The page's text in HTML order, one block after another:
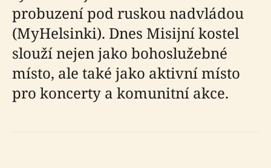
probuzení pod ruskou nadvládou
(MyHelsinki). Dnes Misijní kostel
slouží nejen jako bohoslužebné
místo, ale také jako aktivní místo
pro koncerty a komunitní akce.